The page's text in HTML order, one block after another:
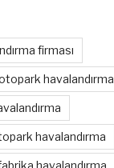
firması
havalandırma
havalandırma
havalandırma